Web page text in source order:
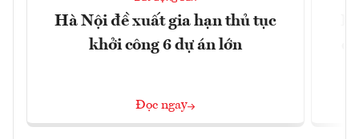
Hà Nội đề xuất gia hạn thủ tục
khởi công 6 dự án lớn
Đọc ngay